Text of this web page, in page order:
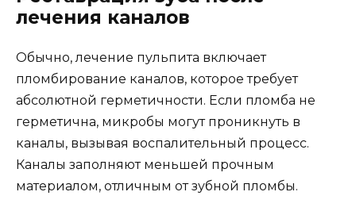
лечения каналов
Обычно, лечение пульпита включает
пломбирование каналов, которое требует
абсолютной герметичности. Если пломба не
герметична, микробы могут проникнуть в
каналы, вызывая воспалительный процесс.
Каналы заполняют меньшей прочным
материалом, отличным от зубной пломбы.